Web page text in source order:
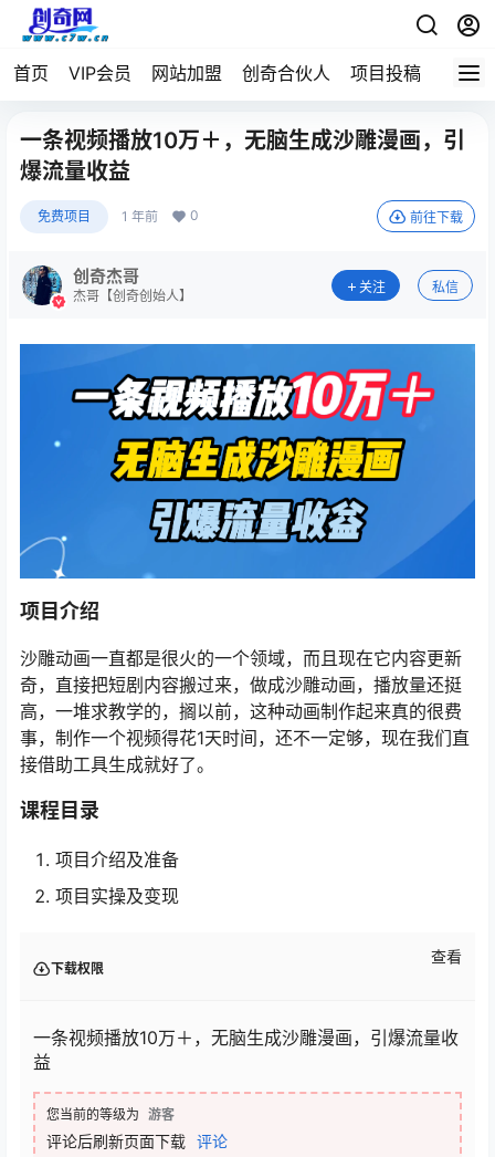
首页 VIP会员 网站加盟 创奇合伙人 项目投稿
一条视频播放10万＋，无脑生成沙雕漫画，引
爆流量收益
免费项目 1 年前 0 前往下载
创奇杰哥
杰哥【创奇创始人】
关注 私信
项目介绍
沙雕动画一直都是很火的一个领域，而且现在它内容更新
奇，直接把短剧内容搬过来，做成沙雕动画，播放量还挺
高，一堆求教学的，搁以前，这种动画制作起来真的很费
事，制作一个视频得花1天时间，还不一定够，现在我们直
接借助工具生成就好了。
课程目录
项目介绍及准备
项目实操及变现
下载权限
查看
一条视频播放10万＋，无脑生成沙雕漫画，引爆流量收
益
您当前的等级为 游客
评论后刷新页面下载 评论